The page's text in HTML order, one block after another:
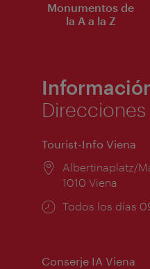
Monumentos de
la A a la Z
Tourist-Info Viena
Lugar:
Albertinaplatz/
1010 Viena
Horarios
Todos los días
Conserje IA Viena